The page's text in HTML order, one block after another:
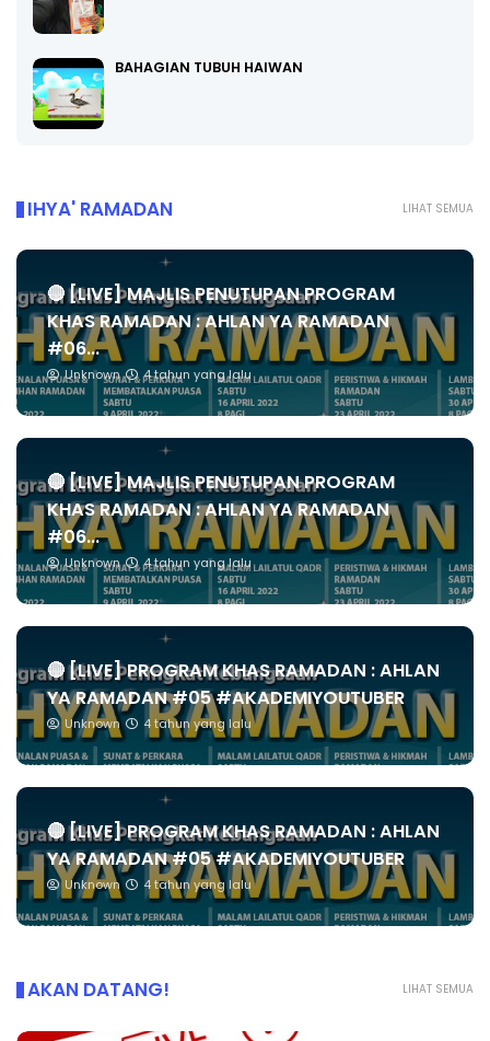
BAHAGIAN TUBUH HAIWAN
LIHAT SEMUA
IHYA' RAMADAN
🔴 [LIVE] MAJLIS PENUTUPAN PROGRAM
KHAS RAMADAN : AHLAN YA RAMADAN
#06...
Unknown 4 tahun yang lalu
🔴 [LIVE] MAJLIS PENUTUPAN PROGRAM
KHAS RAMADAN : AHLAN YA RAMADAN
#06...
Unknown 4 tahun yang lalu
🔴 [LIVE] PROGRAM KHAS RAMADAN : AHLAN
YA RAMADAN #05 #AKADEMIYOUTUBER
Unknown 4 tahun yang lalu
🔴 [LIVE] PROGRAM KHAS RAMADAN : AHLAN
YA RAMADAN #05 #AKADEMIYOUTUBER
Unknown 4 tahun yang lalu
LIHAT SEMUA
AKAN DATANG!